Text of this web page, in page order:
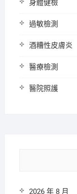
身體健檢
過敏檢測
酒糟性皮膚炎
醫療檢測
醫院照護
2026 年 8 月